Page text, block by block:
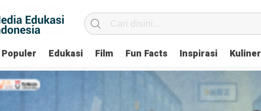
Populer Edukasi Film Fun Facts Inspirasi Kuliner